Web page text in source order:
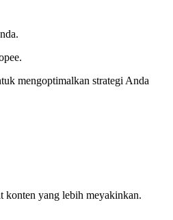
mengoptimalkan strategi Anda
konten yang lebih meyakinkan.